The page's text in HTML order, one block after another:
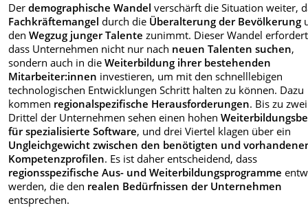
Derdemographische Wandel verschärft die Situation weiter,
Fachkräftemangel durch die Überalterung der Bevölkerung
denWegzug junger Talente zunimmt. Dieser Wandel
dass Unternehmen nicht nur nach neuen Talenten suchen,
sondern auch in dieWeiterbildung ihrer bestehenden
Mitarbeiter:innen investieren, um mit den schnelllebigen
technologischen Entwicklungen Schritt halten zu können. Dazu
kommen regionalspezifische Herausforderungen. Bis zu zwei
Drittel der Unternehmen sehen einen hohen
für spezialisierte Software, und drei Viertel klagen über ein
Ungleichgewicht zwischen den benötigten und
Kompetenzprofilen. Es ist daher entscheidend, dass
regionsspezifische Aus- und Weiterbildungsprogramme
werden, die den realen Bedürfnissen der Unternehmen
entsprechen.